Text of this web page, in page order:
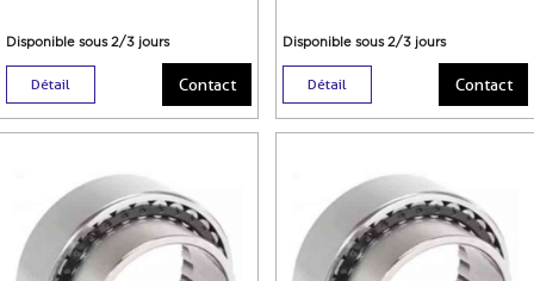
Disponible sous 2/3 jours
Détail Contact
Disponible sous 2/3 jours
Détail Contact